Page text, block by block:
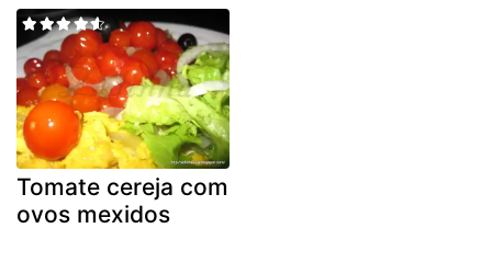
Tomate cereja com
ovos mexidos